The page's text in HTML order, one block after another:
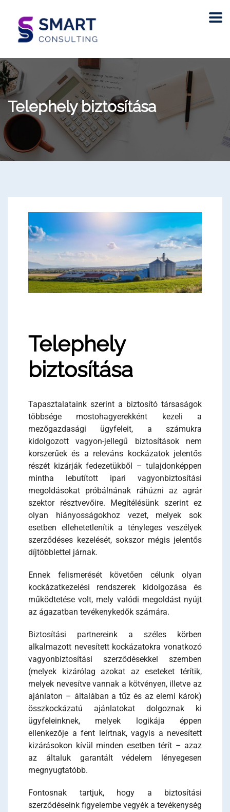
Telephely biztosítása
Telephely
biztosítása
Tapasztalataink szerint a biztosító társaságok
többsége mostohagyerekként kezeli a
mezőgazdasági ügyfeleit, a számukra
kidolgozott vagyon-jellegű biztosítások nem
korszerűek és a releváns kockázatok jelentős
részét kizárják fedezetükből – tulajdonképpen
mintha lebutított ipari vagyonbiztosítási
megoldásokat próbálnának ráhúzni az agrár
szektor résztvevőire. Megítélésünk szerint ez
olyan hiányosságokhoz vezet, melyek sok
esetben ellehetetlenítik a tényleges veszélyek
szerződéses kezelését, sokszor mégis jelentős
díjtöbblettel járnak.
Ennek felismerését követően célunk olyan
kockázatkezelési rendszerek kidolgozása és
működtetése volt, mely valódi megoldást nyújt
az ágazatban tevékenykedők számára.
Biztosítási partnereink a széles körben
alkalmazott nevesített kockázatokra vonatkozó
vagyonbiztosítási szerződésekkel szemben
(melyek kizárólag azokat az eseteket térítik,
melyek nevesítve vannak a kötvényen, illetve az
ajánlaton – általában a tűz és az elemi károk)
összkockázatú ajánlatokat dolgoznak ki
ügyfeleinknek, melyek logikája éppen
ellenkezője a fent leírtnak, vagyis a nevesített
kizárásokon kívül minden esetben térít – azaz
az általuk garantált védelem lényegesen
megnyugtatóbb.
Fontosnak tartjuk, hogy a biztosítási
szerződéseink figyelembe vegyék a tevékenység